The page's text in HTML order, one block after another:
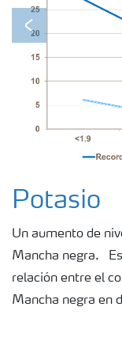
Previous
Potasio
Un aumento de
Mancha negra.
relación entre el
Mancha negra en